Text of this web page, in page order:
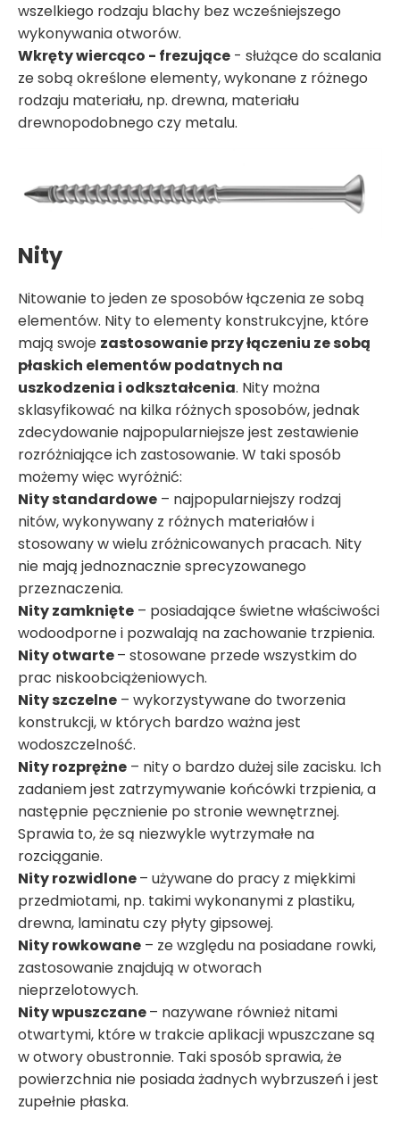
wszelkiego rodzaju blachy bez wcześniejszego
wykonywania otworów.
Wkręty wiercąco - frezujące - służące do scalania
ze sobą określone elementy, wykonane z różnego
rodzaju materiału, np. drewna, materiału
drewnopodobnego czy metalu.
Nity
Nitowanie to jeden ze sposobów łączenia ze sobą
elementów. Nity to elementy konstrukcyjne, które
mają swoje zastosowanie przy łączeniu ze sobą
płaskich elementów podatnych na
uszkodzenia i odkształcenia. Nity można
sklasyfikować na kilka różnych sposobów, jednak
zdecydowanie najpopularniejsze jest zestawienie
rozróżniające ich zastosowanie. W taki sposób
możemy więc wyróżnić:
Nity standardowe – najpopularniejszy rodzaj
nitów, wykonywany z różnych materiałów i
stosowany w wielu zróżnicowanych pracach. Nity
nie mają jednoznacznie sprecyzowanego
przeznaczenia.
Nity zamknięte – posiadające świetne właściwości
wodoodporne i pozwalają na zachowanie trzpienia.
Nity otwarte– stosowane przede wszystkim do
prac niskoobciążeniowych.
Nity szczelne – wykorzystywane do tworzenia
konstrukcji, w których bardzo ważna jest
wodoszczelność.
Nity rozprężne – nity o bardzo dużej sile zacisku. Ich
zadaniem jest zatrzymywanie końcówki trzpienia, a
następnie pęcznienie po stronie wewnętrznej.
Sprawia to, że są niezwykle wytrzymałe na
rozciąganie.
Nity rozwidlone– używane do pracy z miękkimi
przedmiotami, np. takimi wykonanymi z plastiku,
drewna, laminatu czy płyty gipsowej.
Nity rowkowane – ze względu na posiadane rowki,
zastosowanie znajdują w otworach
nieprzelotowych.
Nity wpuszczane– nazywane również nitami
otwartymi, które w trakcie aplikacji wpuszczane są
w otwory obustronnie. Taki sposób sprawia, że
powierzchnia nie posiada żadnych wybrzuszeń i jest
zupełnie płaska.